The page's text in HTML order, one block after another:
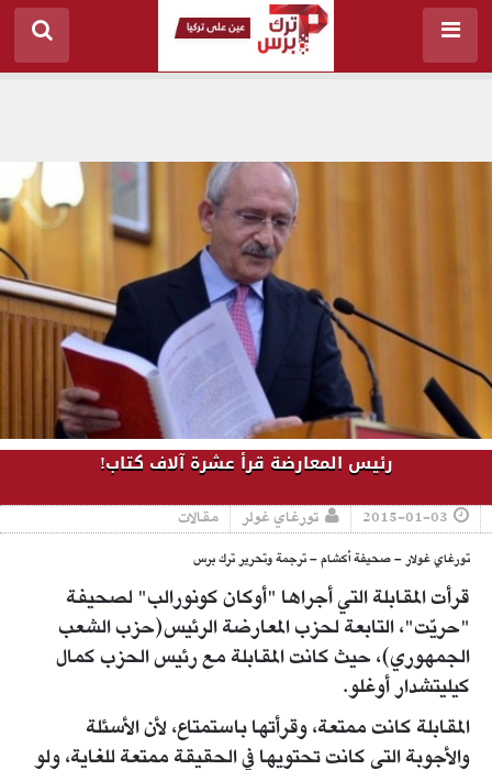
رئيس المعارضة قرأ عشرة آلاف كتاب!
2015-01-03 تورغاي غولر مقالات
تورغاي غولار – صحيفة أكشام – ترجمة وتحرير ترك برس
قرأت المقابلة التي أجراها "أوكان كونورالب" لصحيفة
"حريّت"، التابعة لحزب المعارضة الرئيس(حزب الشعب
الجمهوري)، حيث كانت المقابلة مع رئيس الحزب كمال
كيليتشدار أوغلو.
المقابلة كانت ممتعة، وقرأتها باستمتاع، لأن الأسئلة
والأجوبة التي كانت تحتويها في الحقيقة ممتعة للغاية، ولو